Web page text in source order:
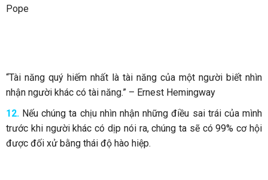
Pope
“Tài năng quý hiếm nhất là tài năng của một người biết nhìn
nhận người khác có tài năng.” – Ernest Hemingway
12. Nếu chúng ta chịu nhìn nhận những điều sai trái của mình
trước khi người khác có dịp nói ra, chúng ta sẽ có 99% cơ hội
được đối xử bằng thái độ hào hiệp.